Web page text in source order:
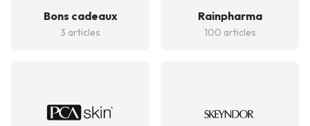
Bons cadeaux
3 articles
Rainpharma
100 articles